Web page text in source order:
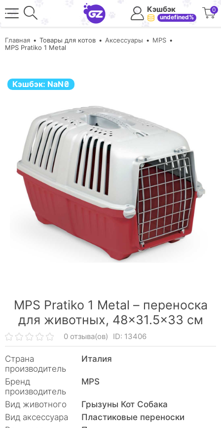
Кэшбэк
undefined%
0
Главная Товары для котов Аксессуары
MPS
MPS Pratiko 1 Metal
Кэшбэк: NaN₴
MPS Pratiko 1 Metal – переноска
для животных, 48×31.5×33 см
0 отзыва(ов) ID: 13406
Страна
производитель
Италия
Бренд
производитель
MPS
Вид животного
Грызуны Кот Собака
Вид аксессуара
Пластиковые переноски